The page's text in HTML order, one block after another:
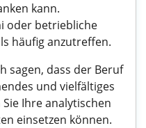
kann.
oder betriebliche
häufig anzutreffen.
sagen, dass der Beruf
und vielfältiges
Ihre analytischen
einsetzen können.